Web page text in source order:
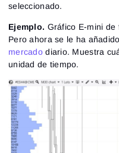
seleccionado.
Ejemplo. Gráfico E-mini de
Pero ahora se le ha
mercadodiario. Muestra
unidad de tiempo.